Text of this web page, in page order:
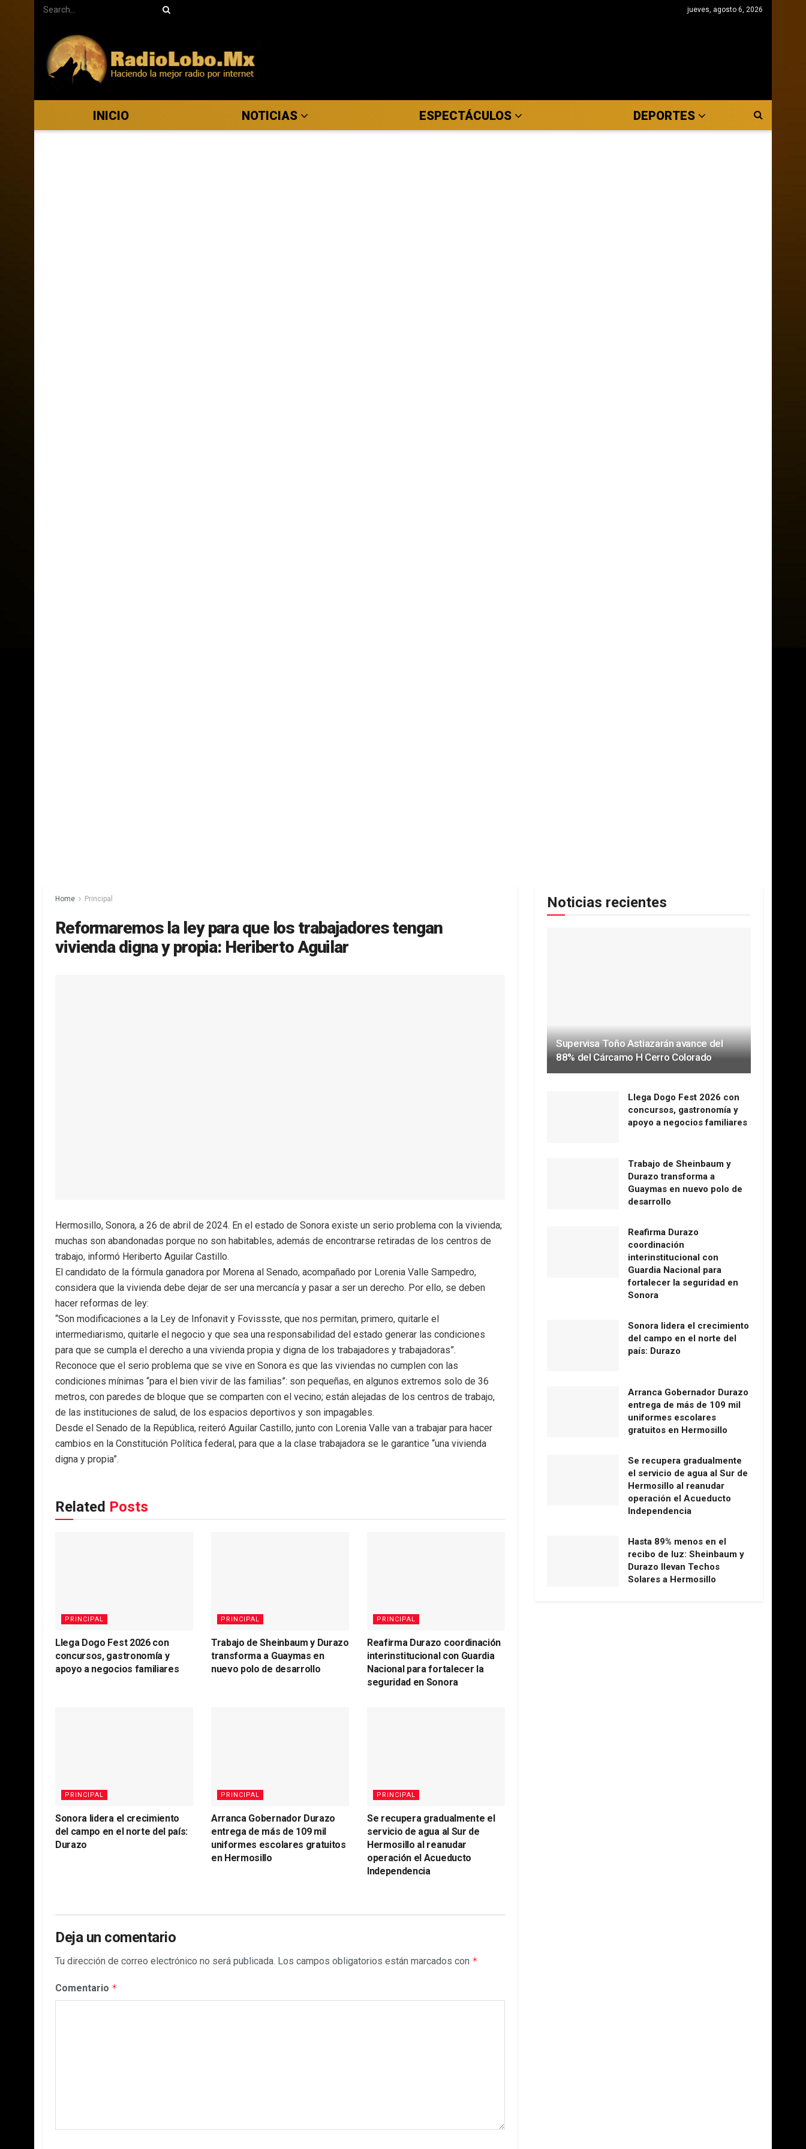
jueves, agosto 6, 2026
INICIO NOTICIAS ESPECTÁCULOS DEPORTES
Home Principal
Reformaremos la ley para que los trabajadores tengan
vivienda digna y propia: Heriberto Aguilar
Hermosillo, Sonora, a 26 de abril de 2024. En el estado de Sonora existe un serio problema con la vivienda;
muchas son abandonadas porque no son habitables, además de encontrarse retiradas de los centros de
trabajo, informó Heriberto Aguilar Castillo.
El candidato de la fórmula ganadora por Morena al Senado, acompañado por Lorenia Valle Sampedro,
considera que la vivienda debe dejar de ser una mercancía y pasar a ser un derecho. Por ello, se deben
hacer reformas de ley:
“Son modificaciones a la Ley de Infonavit y Fovissste, que nos permitan, primero, quitarle el
intermediarismo, quitarle el negocio y que sea una responsabilidad del estado generar las condiciones
para que se cumpla el derecho a una vivienda propia y digna de los trabajadores y trabajadoras”.
Reconoce que el serio problema que se vive en Sonora es que las viviendas no cumplen con las
condiciones mínimas “para el bien vivir de las familias”: son pequeñas, en algunos extremos solo de 36
metros, con paredes de bloque que se comparten con el vecino; están alejadas de los centros de trabajo,
de las instituciones de salud, de los espacios deportivos y son impagables.
Desde el Senado de la República, reiteró Aguilar Castillo, junto con Lorenia Valle van a trabajar para hacer
cambios en la Constitución Política federal, para que a la clase trabajadora se le garantice “una vivienda
digna y propia”.
Related Posts
PRINCIPAL
Llega Dogo Fest 2026 con
concursos, gastronomía y
apoyo a negocios familiares
PRINCIPAL
Trabajo de Sheinbaum y Durazo
transforma a Guaymas en
nuevo polo de desarrollo
PRINCIPAL
Reafirma Durazo coordinación
interinstitucional con Guardia
Nacional para fortalecer la
seguridad en Sonora
PRINCIPAL
Sonora lidera el crecimiento
del campo en el norte del país:
Durazo
PRINCIPAL
Arranca Gobernador Durazo
entrega de más de 109 mil
uniformes escolares gratuitos
en Hermosillo
PRINCIPAL
Se recupera gradualmente el
servicio de agua al Sur de
Hermosillo al reanudar
operación el Acueducto
Independencia
Deja un comentario
Tu dirección de correo electrónico no será publicada. Los campos obligatorios están marcados con *
Comentario *
Noticias recientes
Supervisa Toño Astiazarán avance del
88% del Cárcamo H Cerro Colorado
Llega Dogo Fest 2026 con
concursos, gastronomía y
apoyo a negocios familiares
Trabajo de Sheinbaum y
Durazo transforma a
Guaymas en nuevo polo de
desarrollo
Reafirma Durazo
coordinación
interinstitucional con
Guardia Nacional para
fortalecer la seguridad en
Sonora
Sonora lidera el crecimiento
del campo en el norte del
país: Durazo
Arranca Gobernador Durazo
entrega de más de 109 mil
uniformes escolares
gratuitos en Hermosillo
Se recupera gradualmente
el servicio de agua al Sur de
Hermosillo al reanudar
operación el Acueducto
Independencia
Hasta 89% menos en el
recibo de luz: Sheinbaum y
Durazo llevan Techos
Solares a Hermosillo